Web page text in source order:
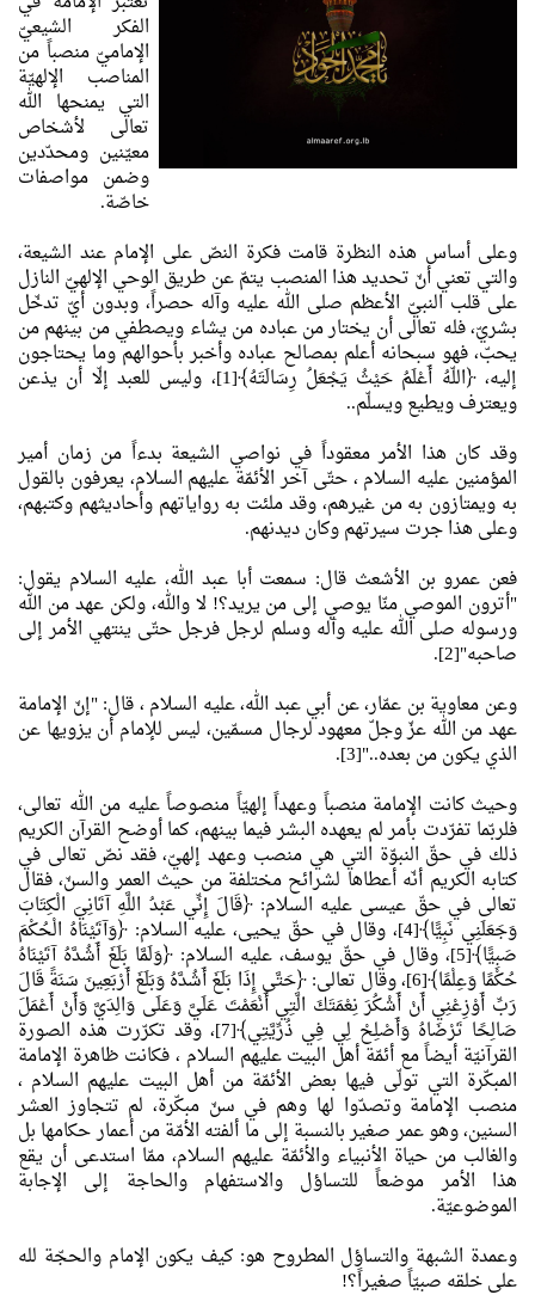
الفكر الشيعيّ
الإماميّ منصباً من
المناصب الإلهيّة
التي يمنحها الله
تعالى لأشخاص
معيّنين ومحدّدين
وضمن مواصفات
خاصّة.
وعلى أساس هذه النظرة قامت فكرة النصّ على الإمام عند الشيعة،
والتي تعني أنّ تحديد هذا المنصب يتمّ عن طريق الوحي الإلهيّ النازل
على قلب النبيّ الأعظم صلى الله عليه وآله حصراً، وبدون أيّ تدخّل
بشريّ، فله تعالى أن يختار من عباده من يشاء ويصطفي من بينهم من
يحبّ، فهو سبحانه أعلم بمصالح عباده وأخبر بأحوالهم وما يحتاجون
إليه، ﴿اللّهُ أَعْلَمُ حَيْثُ يَجْعَلُ رِسَالَتَهُ﴾[1]، وليس للعبد إلّا أن يذعن
ويعترف ويطيع ويسلّم..
وقد كان هذا الأمر معقوداً في نواصي الشيعة بدءاً من زمان أمير
المؤمنين عليه السلام ، حتّى آخر الأئمّة عليهم السلام، يعرفون بالقول
به ويمتازون به من غيرهم، وقد ملئت به رواياتهم وأحاديثهم وكتبهم،
وعلى هذا جرت سيرتهم وكان ديدنهم.
فعن عمرو بن الأشعث قال: سمعت أبا عبد الله، عليه السلام يقول:
"أترون الموصي منّا يوصي إلى من يريد؟! لا والله، ولكن عهد من الله
ورسوله صلى الله عليه وآله وسلم لرجل فرجل حتّى ينتهي الأمر إلى
صاحبه"[2].
وعن معاوية بن عمّار، عن أبي عبد الله، عليه السلام ، قال: "إنّ الإمامة
عهد من الله عزّ وجلّ معهود لرجال مسمّين، ليس للإمام أن يزويها عن
الذي يكون من بعده.."[3].
وحيث كانت الإمامة منصباً وعهداً إلهيّاً منصوصاً عليه من الله تعالى،
فلربّما تفرّدت بأمر لم يعهده البشر فيما بينهم، كما أوضح القرآن الكريم
ذلك في حقّ النبوّة التي هي منصب وعهد إلهيّ، فقد نصّ تعالى في
كتابه الكريم أنّه أعطاها لشرائح مختلفة من حيث العمر والسنّ، فقال
تعالى في حقّ عيسى عليه السلام: ﴿قَالَ إِنِّي عَبْدُ اللَّهِ آتَانِيَ الْكِتَابَ
وَجَعَلَنِي نَبِيًّا﴾[4]، وقال في حقّ يحيى، عليه السلام: ﴿وَآتَيْنَاهُ الْحُكْمَ
صَبِيًّا﴾[5]، وقال في حقّ يوسف، عليه السلام: ﴿وَلَمَّا بَلَغَ أَشُدَّهُ آتَيْنَاهُ
حُكْمًا وَعِلْمًا﴾[6]، وقال تعالى: ﴿حَتَّى إِذَا بَلَغَ أَشُدَّهُ وَبَلَغَ أَرْبَعِينَ سَنَةً قَالَ
رَبِّ أَوْزِعْنِي أَنْ أَشْكُرَ نِعْمَتَكَ الَّتِي أَنْعَمْتَ عَلَيَّ وَعَلَى وَالِدَيَّ وَأَنْ أَعْمَلَ
صَالِحًا تَرْضَاهُ وَأَصْلِحْ لِي فِي ذُرِّيَّتِي﴾[7]، وقد تكرّرت هذه الصورة
القرآنيّة أيضاً مع أئمّة أهل البيت عليهم السلام ، فكانت ظاهرة الإمامة
المبكّرة التي تولّى فيها بعض الأئمّة من أهل البيت عليهم السلام ،
منصب الإمامة وتصدّوا لها وهم في سنّ مبكّرة، لم تتجاوز العشر
السنين، وهو عمر صغير بالنسبة إلى ما ألفته الأمّة من أعمار حكامها بل
والغالب من حياة الأنبياء والأئمّة عليهم السلام، ممّا استدعى أن يقع
هذا الأمر موضعاً للتساؤل والاستفهام والحاجة إلى الإجابة
الموضوعيّة.
وعمدة الشبهة والتساؤل المطروح هو: كيف يكون الإمام والحجّة لله
على خلقه صبيّاً صغيراً؟!